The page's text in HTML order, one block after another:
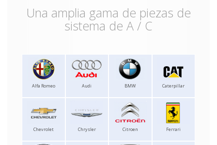
Una amplia gama de piezas de
sistema de A / C
Alfa Romeo Audi BMW Caterpillar
Chevrolet Chrysler Citroen Ferrari